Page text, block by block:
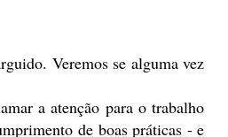
Veremos se alguma vez
a atenção para o trabalho
de boas práticas - e